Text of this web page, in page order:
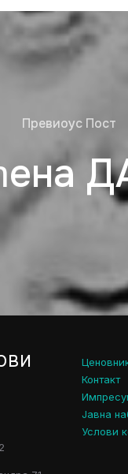
Превиоус Пост
Контакт
Јавна
Услови